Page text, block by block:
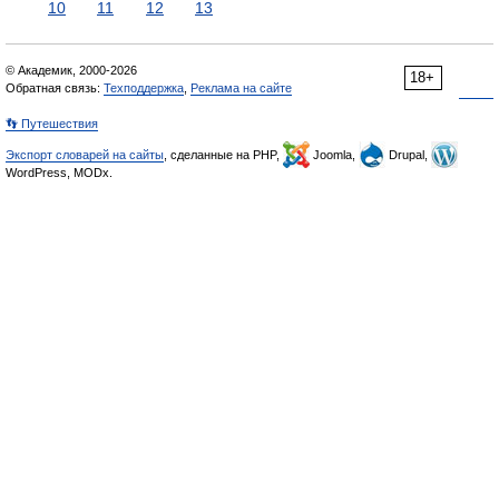
10
11 12 13
18+
© Академик, 2000-2026
Обратная связь: Техподдержка Реклама на сайте
👣 Путешествия
Экспорт словарей на сайты , сделанные на PHP, Joomla,
Drupal,
WordPress, MODx.